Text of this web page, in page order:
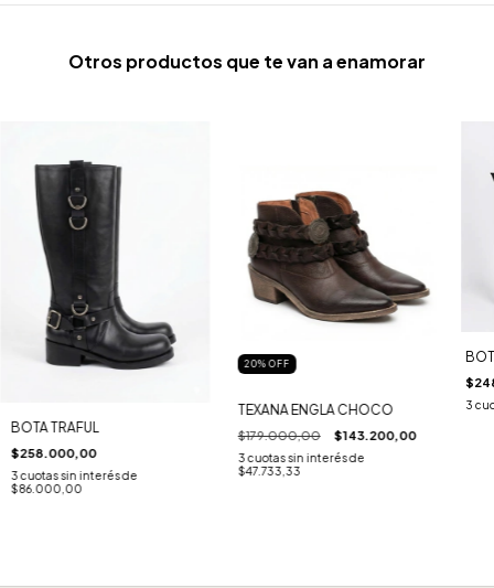
Otros productos que te van a enamorar
BOTA TRAFUL
$258.000,00
3 cuotas sin interés de
$86.000,00
20%OFF
TEXANA ENGLA CHOCO
$179.000,00 $143.200,00
3 cuotas sin interés de
$47.733,33
3